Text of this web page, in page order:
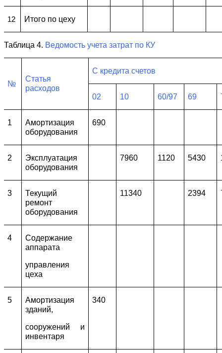
12 Итого по цеху
Таблица 4. Ведомость учета затрат по КУ
№
Статья
расходов
С кредита счетов
02 10 60/97 69
1
Амортизация
оборудования
690
2
Эксплуатация
оборудования
7960 1120 5430
3
Текущий
ремонт
оборудования
11340 2394
4
Содержание
аппарата
управления
цеха
5
Амортизация
зданий,
сооружений и
инвентаря
340